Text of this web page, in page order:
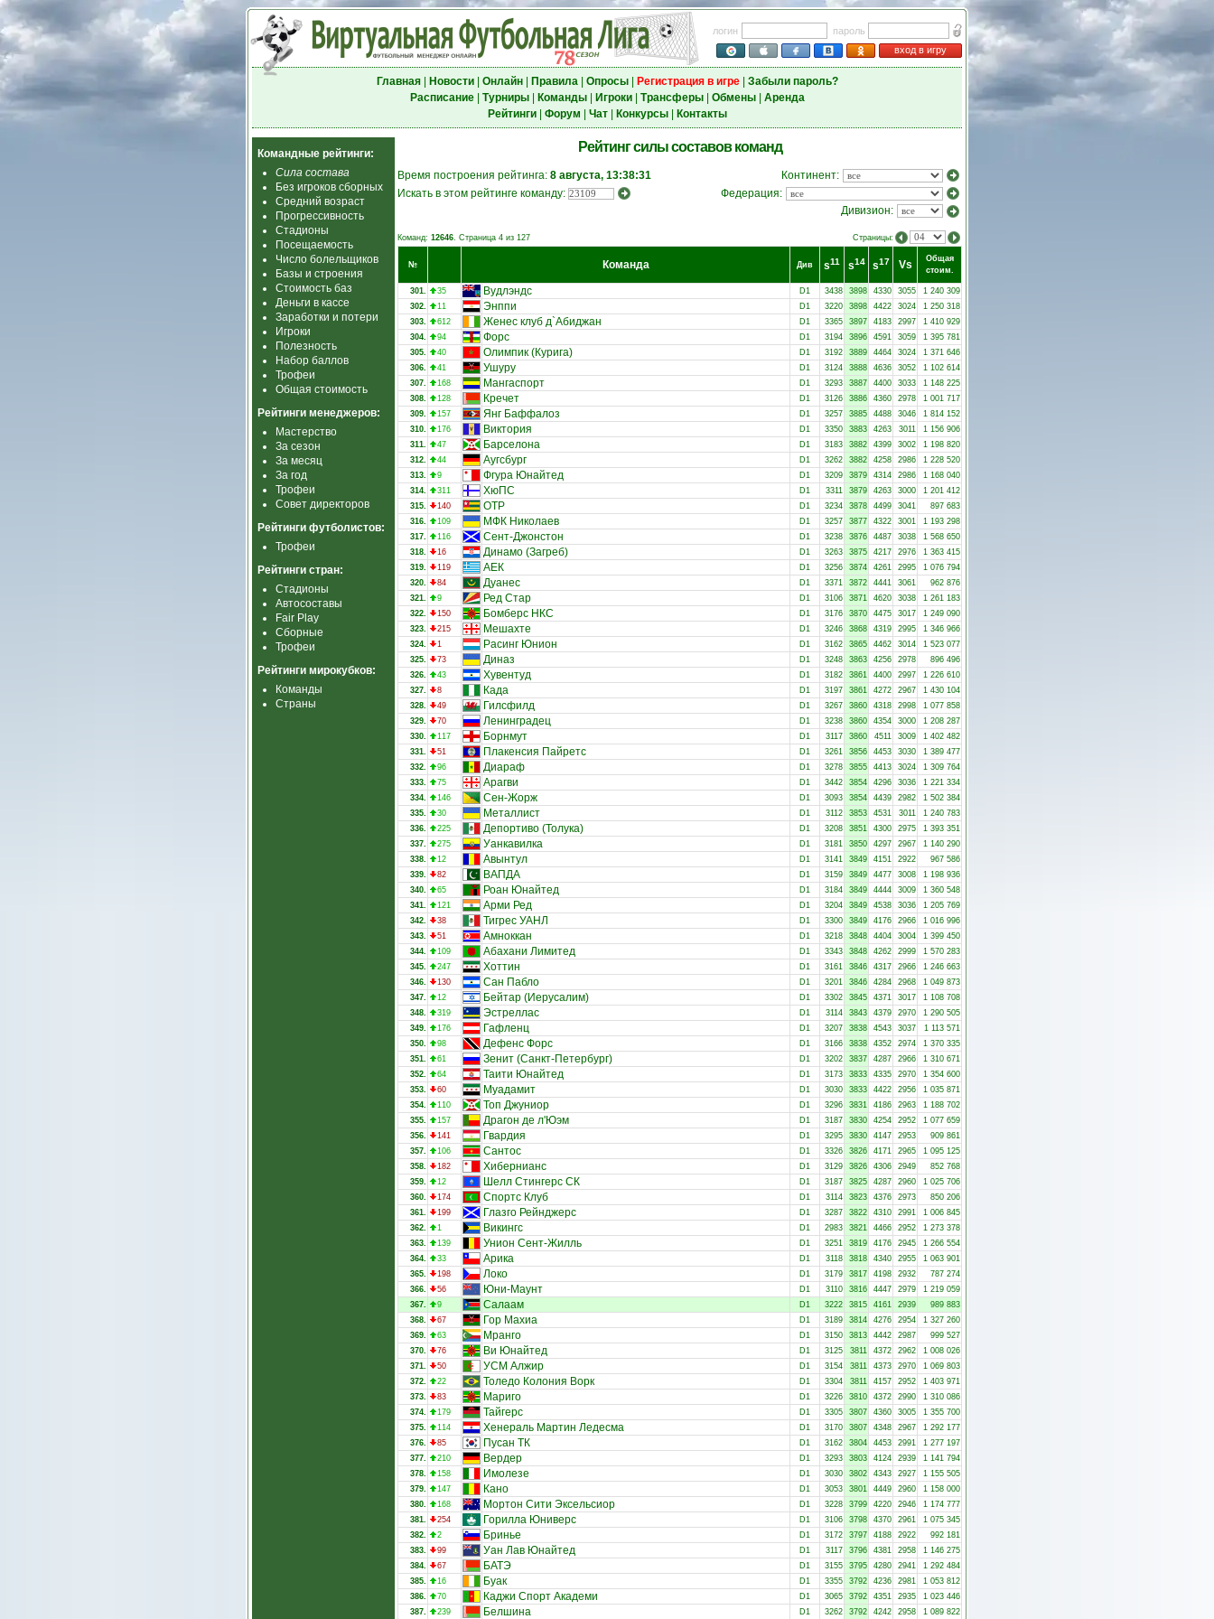
логин
пароль
вход в игру
Главная| Новости| Онлайн| Правила| Опросы| Регистрация в игре| Забыли пароль?
Расписание| Турниры| Команды| Игроки| Трансферы| Обмены| Аренда
Рейтинги| Форум Чат| Конкурсы| Контакты
Командные рейтинги:
Сила состава
Без игроков сборных
Средний возраст
Прогрессивность
Стадионы
Посещаемость
Число болельщиков
Базы и строения
Стоимость баз
Деньги в кассе
Заработки и потери
Игроки
Полезность
Набор баллов
Трофеи
Общая стоимость
Рейтинги менеджеров:
Мастерство
За сезон
За месяц
За год
Трофеи
Совет директоров
Рейтинги футболистов:
Трофеи
Рейтинги стран:
Стадионы
Автосоставы
Fair Play
Сборные
Трофеи
Рейтинги мирокубков:
Команды
Страны
Рейтинг силы составов команд
Время построения рейтинга: 8 августа, 13:38:31
Континент:
Искать в этом рейтинге команду:
Федерация:
Дивизион:
Команд: 12646. Страница 4 из 127 Страницы:
№ Команда Див s11 s14 s17 Vs
Общая
стоим.
301. 35 Вудлэндс D1 3438 3898 4330 3055
1 240 309
302.
11 Энппи D1 3220 3898 4422 3024
1 250 318
303.
612 Женес клуб д`Абиджан D1 3365 3897 4183 2997
1 410 929
304.
94 Форс D1 3194 3896 4591 3059
1 395 781
305.
40 Олимпик (Курига) D1 3192 3889 4464 3024
1 371 646
306.
41 Ушуру D1 3124 3888 4636 3052
1 102 614
307.
168 Мангаспорт D1 3293 3887 4400 3033
1 148 225
308.
128 Кречет D1 3126 3886 4360 2978
1 001 717
309.
157 Янг Баффалоз D1 3257 3885 4488 3046
1 814 152
310.
176 Виктория D1 3350 3883 4263 3011
1 156 906
311.
47 Барселона D1 3183 3882 4399 3002
1 198 820
312.
44 Аугсбург D1 3262 3882 4258 2986
1 228 520
313.
9 Фгура Юнайтед D1 3209 3879 4314 2986
1 168 040
314.
311 ХюПС D1 3311 3879 4263 3000
1 201 412
315.
140 ОТР D1 3234 3878 4499 3041
897 683
316.
109 МФК Николаев D1 3257 3877 4322 3001
1 193 298
317.
116 Сент-Джонстон D1 3238 3876 4487 3038
1 568 650
318.
16 Динамо (Загреб) D1 3263 3875 4217 2976
1 363 415
319.
119 АЕК D1 3256 3874 4261 2995
1 076 794
320.
84 Дуанес D1 3371 3872 4441 3061
962 876
321.
9 Ред Стар D1 3106 3871 4620 3038
1 261 183
322.
150 Бомберс НКС D1 3176 3870 4475 3017
1 249 090
323.
215 Мешахте D1 3246 3868 4319 2995
1 346 966
324.
1 Расинг Юнион D1 3162 3865 4462 3014
1 523 077
325.
73 Диназ D1 3248 3863 4256 2978
896 496
326.
43 Хувентуд D1 3182 3861 4400 2997
1 226 610
327.
8 Када D1 3197 3861 4272 2967
1 430 104
328.
49 Гилсфилд D1 3267 3860 4318 2998
1 077 858
329.
70 Ленинградец D1 3238 3860 4354 3000
1 208 287
330.
117 Борнмут D1 3117 3860 4511 3009
1 402 482
331.
51 Плакенсия Пайретс D1 3261 3856 4453 3030
1 389 477
332.
96 Диараф D1 3278 3855 4413 3024
1 309 764
333.
75 Арагви D1 3442 3854 4296 3036
1 221 334
334.
146 Сен-Жорж D1 3093 3854 4439 2982
1 502 384
335.
30 Металлист D1 3112 3853 4531 3011
1 240 783
336.
225 Депортиво (Толука) D1 3208 3851 4300 2975
1 393 351
337.
275 Уанкавилка D1 3181 3850 4297 2967
1 140 290
338.
12 Авынтул D1 3141 3849 4151 2922
967 586
339.
82 ВАПДА D1 3159 3849 4477 3008
1 198 936
340.
65 Роан Юнайтед D1 3184 3849 4444 3009
1 360 548
341.
121 Арми Ред D1 3204 3849 4538 3036
1 205 769
342.
38 Тигрес УАНЛ D1 3300 3849 4176 2966
1 016 996
343.
51 Амноккан D1 3218 3848 4404 3004
1 399 450
344.
109 Абахани Лимитед D1 3343 3848 4262 2999
1 570 283
345.
247 Хоттин D1 3161 3846 4317 2966
1 246 663
346.
130 Сан Пабло D1 3201 3846 4284 2968
1 049 873
347.
12 Бейтар (Иерусалим) D1 3302 3845 4371 3017
1 108 708
348.
319 Эстреллас D1 3114 3843 4379 2970
1 290 505
349.
176 Гафленц D1 3207 3838 4543 3037
1 113 571
350.
98 Дефенс Форс D1 3166 3838 4352 2974
1 370 335
351.
61 Зенит (Санкт-Петербург) D1 3202 3837 4287 2966
1 310 671
352.
64 Таити Юнайтед D1 3173 3833 4335 2970
1 354 600
353.
60 Муадамит D1 3030 3833 4422 2956
1 035 871
354.
110 Топ Джуниор D1 3296 3831 4186 2963
1 188 702
355.
157 Драгон де л'Юэм D1 3187 3830 4254 2952
1 077 659
356.
141 Гвардия D1 3295 3830 4147 2953
909 861
357.
106 Сантос D1 3326 3826 4171 2965
1 095 125
358.
182 Хибернианс D1 3129 3826 4306 2949
852 768
359.
12 Шелл Стингерс СК D1 3187 3825 4287 2960
1 025 706
360.
174 Спортс Клуб D1 3114 3823 4376 2973
850 206
361.
199 Глазго Рейнджерс D1 3287 3822 4310 2991
1 006 845
362.
1 Викингс D1 2983 3821 4466 2952
1 273 378
363.
139 Унион Сент-Жилль D1 3251 3819 4176 2945
1 266 554
364.
33 Арика D1 3118 3818 4340 2955
1 063 901
365.
198 Локо D1 3179 3817 4198 2932
787 274
366.
56 Юни-Маунт D1 3110 3816 4447 2979
1 219 059
367.
9 Салаам D1 3222 3815 4161 2939
989 883
368.
67 Гор Махиа D1 3189 3814 4276 2954
1 327 260
369.
63 Мранго D1 3150 3813 4442 2987
999 527
370.
76 Ви Юнайтед D1 3125 3811 4372 2962
1 008 026
371.
50 УСМ Алжир D1 3154 3811 4373 2970
1 069 803
372.
22 Толедо Колония Ворк D1 3304 3811 4157 2952
1 403 971
373.
83 Мариго D1 3226 3810 4372 2990
1 310 086
374.
179 Тайгерс D1 3305 3807 4360 3005
1 355 700
375.
114 Хенераль Мартин Ледесма D1 3170 3807 4348 2967
1 292 177
376.
85 Пусан ТК D1 3162 3804 4453 2991
1 277 197
377.
210 Вердер D1 3293 3803 4124 2939
1 141 794
378.
158 Имолезе D1 3030 3802 4343 2927
1 155 505
379.
147 Кано D1 3053 3801 4449 2960
1 158 000
380.
168 Мортон Сити Эксельсиор D1 3228 3799 4220 2946
1 174 777
381.
254 Горилла Юниверс D1 3106 3798 4370 2961
1 075 345
382.
2 Бринье D1 3172 3797 4188 2922
992 181
383.
99 Уан Лав Юнайтед D1 3117 3796 4381 2958
1 146 275
384.
67 БАТЭ D1 3155 3795 4280 2941
1 292 484
385.
16 Буак D1 3355 3792 4236 2981
1 053 812
386.
70 Каджи Спорт Академи D1 3065 3792 4351 2935
1 023 446
387.
239 Белшина D1 3262 3792 4242 2958 1 089 822